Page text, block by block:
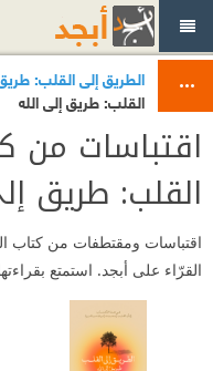
الطريق إلى القلب:
القلب: طريق إلى الله
اقتباسات من
القلب: طريق
اقتباسات ومقتطفات من كتاب
القرّاء على أبجد. استمتع